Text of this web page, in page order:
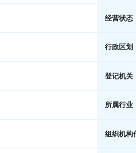
经营状态
行政区划
登记机关
所属行业
组织机构